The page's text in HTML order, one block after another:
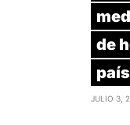
de
país
JULIO 3,